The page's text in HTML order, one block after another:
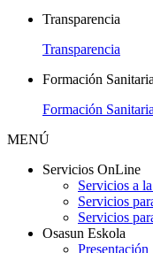
Transparencia
Transparencia
Formación
Formación
MENÚ
Servicios OnLine
Servicios a
Servicios
Servicios
Osasun Eskola
Presentación